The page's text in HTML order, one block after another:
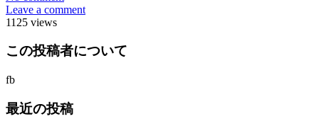
Leave a comment
1125 views
この投稿者について
fb
最近の投稿